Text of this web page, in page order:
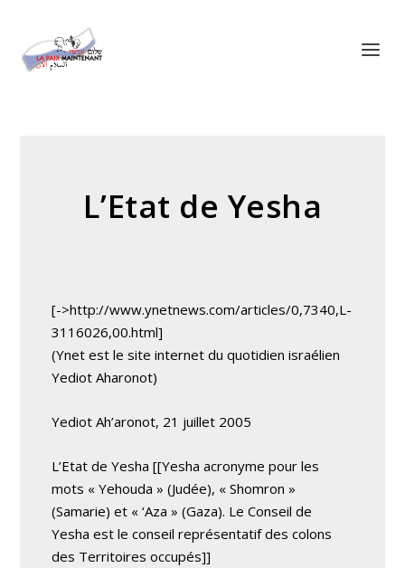
L’Etat de Yesha
[->http://www.ynetnews.com/articles/0,7340,L-
3116026,00.html]
(Ynet est le site internet du quotidien israélien
Yediot Aharonot)
Yediot Ah’aronot, 21 juillet 2005
L’Etat de Yesha [[Yesha acronyme pour les
mots « Yehouda » (Judée), « Shomron »
(Samarie) et « ‘Aza » (Gaza). Le Conseil de
Yesha est le conseil représentatif des colons
des Territoires occupés]]